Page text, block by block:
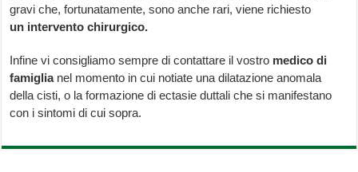
gravi che, fortunatamente, sono anche rari, viene richiesto
un intervento chirurgico.
Infine vi consigliamo sempre di contattare il vostro medico di
famiglianel momento in cui notiate una dilatazione anomala
della cisti, o la formazione di ectasie duttali che si manifestano
con i sintomi di cui sopra.